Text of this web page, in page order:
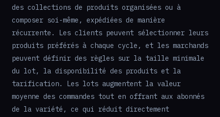
des collections de produits organisées ou à
composer soi-même, expédiées de manière
récurrente. Les clients peuvent sélectionner leurs
produits préférés à chaque cycle, et les marchands
peuvent définir des règles sur la taille minimale
du lot, la disponibilité des produits et la
tarification. Les lots augmentent la valeur
moyenne des commandes tout en offrant aux abonnés
de la variété, ce qui réduit directement